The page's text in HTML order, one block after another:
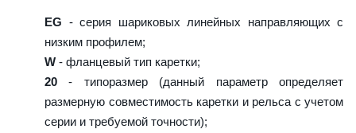
EG - серия шариковых линейных направляющих с
низким профилем;
W - фланцевый тип каретки;
20 - типоразмер (данный параметр определяет
размерную совместимость каретки и рельса с учетом
серии и требуемой точности);